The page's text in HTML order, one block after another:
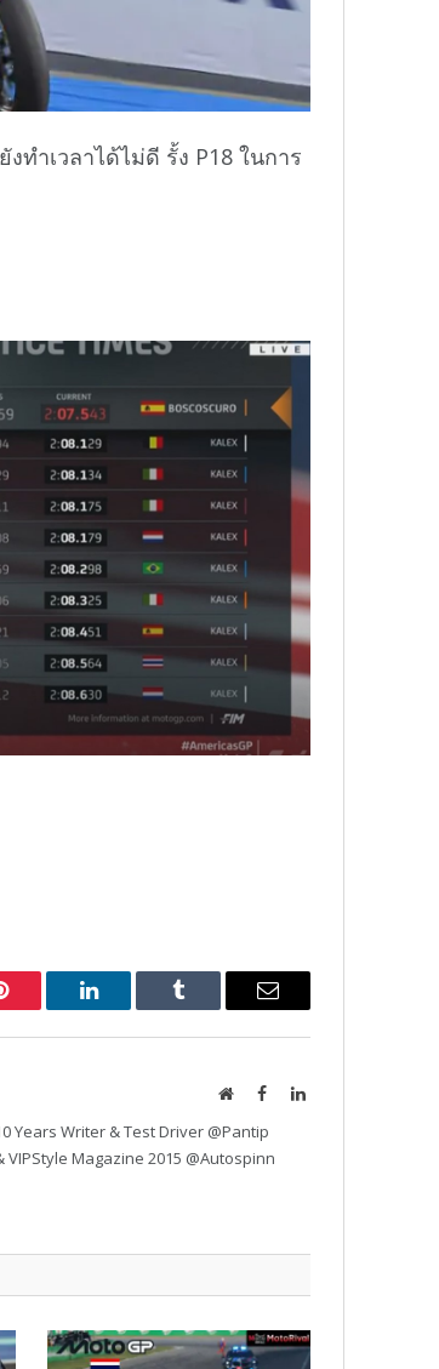
ทำเวลาได้ไม่ดี รั้ง P18 ในการ
LinkedIn Tumblr Email
WebsiteFacebookLinkedIn
Years Writer & Test Driver @Pantip
Magazine 2015 @Autospinn